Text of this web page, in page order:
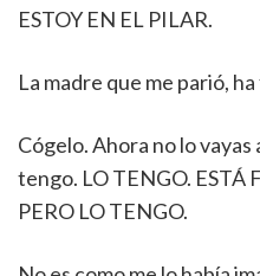
ESTOY EN EL PILAR.
La madre que me parió,
Cógelo. Ahora no lo
tengo. LO TENGO. ESTÁ
PERO LO TENGO.